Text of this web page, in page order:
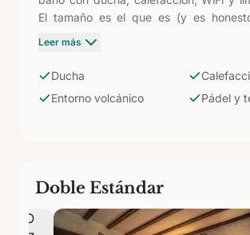
El tamaño es el que es (y es
ofrece un hotel rural de 11
volcánico, piscina de agua dulce,
pies.
Leer más
Ducha
Entorno volcánico
Pádel y
Doble Estándar